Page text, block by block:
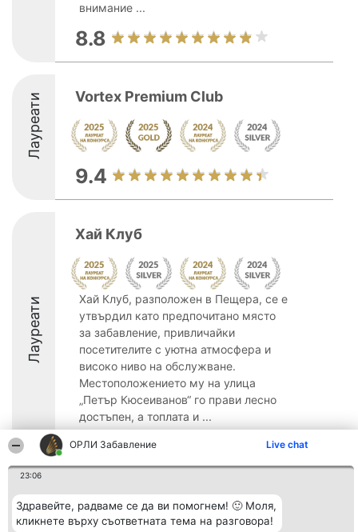
ОРЛИ Забавление Live chat
23:06
Здравейте, радваме се да ви помогнем! 🙂 Моля,
кликнете върху съответната тема на разговора!
внимание ...
8.8
Лауреати Vortex Premium Club
9.4
Лауреати
Хай Клуб
Хай Клуб, разположен в Пещера, се е
утвърдил като предпочитано място
за забавление, привличайки
посетителите с уютна атмосфера и
високо ниво на обслужване.
Местоположението му на улица
„Петър Кюсеиванов“ го прави лесно
достъпен, а топлата и ...
8.9
Организатор на
класиране
Beautiful Company S.R.L.
Класация
Списък на
Контакти